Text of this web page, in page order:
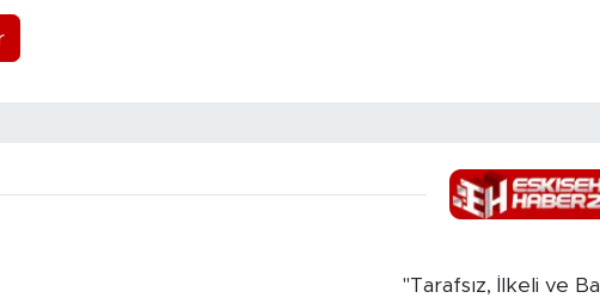
"Tarafsız, İlkeli ve